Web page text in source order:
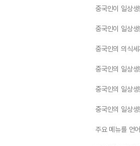
중국인이 일상
중국인이 일상
중국인의 의식
중국인의 일상
중국인의 일상
중국인의 일상
주요 메뉴를 언